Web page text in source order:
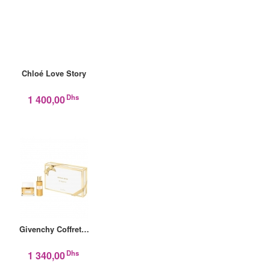
Chloé Love Story
1 400,00Dhs
Givenchy Coffret…
1 340,00Dhs